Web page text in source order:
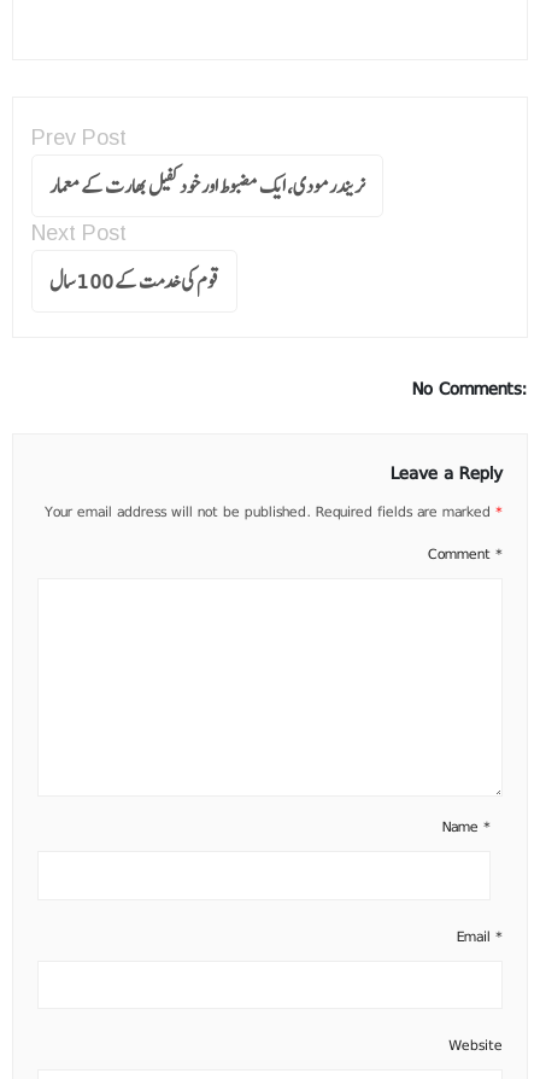
Prev Post
نریندرمودی، ایک مضبوط اور خود کفیل بھارت کے معمار
Next Post
قوم کی خدمت کے 100 سال
No Comments:
Leave a Reply
Your email address will not be published. Required fields are marked *
Comment *
Name *
Email *
Website